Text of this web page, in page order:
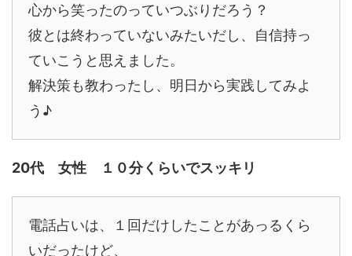
心から笑ったのっていつぶりだろう？
彼とは終わっていないみたいだし、自信持っ
ていこうと思えました。
解決策も教わったし、明日から実践してみよ
う♪
20代 女性 １０分くらいでスッキリ
電話占いは、１回だけしたことがあっるくら
いだったけど、